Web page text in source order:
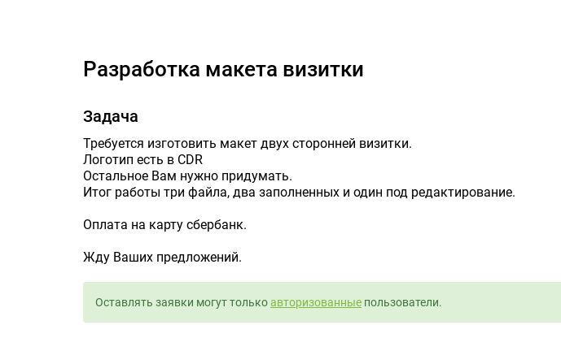
Разработка макета визитки
Задача
Требуется изготовить макет двух сторонней визитки.
Логотип есть в CDR
Остальное Вам нужно придумать.
Итог работы три файла, два заполненных и один под редактирование.
Оплата на карту сбербанк.
Жду Ваших предложений.
Оставлять заявки могут толькоавторизованные пользователи.